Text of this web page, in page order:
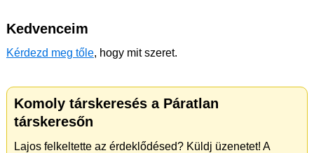
Kedvenceim
Kérdezd meg tőle, hogy mit szeret.
Komoly társkeresés a Páratlan
társkeresőn
Lajos felkeltette az érdeklődésed? Küldj üzenetet! A